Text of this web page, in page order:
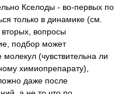
Кселоды - во-первых по
только в динамике (см.
вторых, вопросы
подбор может
(чувствительна ли
химиопрепарату),
даже после